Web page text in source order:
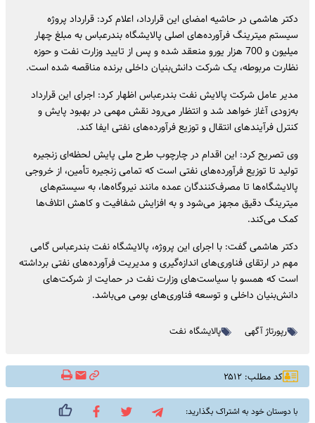
دکتر هاشمی در حاشیه امضای این قرارداد، اعلام کرد: قرارداد پروژه
سیستم میترینگ فرآورده‌های اصلی پالایشگاه بندرعباس به مبلغ چهار
میلیون و 700 هزار یورو منعقد شده و پس از تایید وزارت نفت و حوزه
نظارت مربوطه، یک شرکت دانش‌بنیان داخلی برنده مناقصه شده است.
مدیر عامل شرکت پالایش نفت بندرعباس اظهار کرد: اجرای این قرارداد
به‌زودی آغاز خواهد شد و انتظار می‌رود نقش مهمی در بهبود پایش و
کنترل فرآیندهای انتقال و توزیع فرآورده‌های نفتی ایفا کند.
وی تصریح کرد: این اقدام در چارچوب طرح ملی پایش لحظه‌ای زنجیره
تولید تا توزیع فرآورده‌های نفتی است که تمامی زنجیره تأمین، از خروجی
پالایشگاه‌ها تا مصرف‌کنندگان عمده مانند نیروگاه‌ها، به سیستم‌های
میترینگ دقیق مجهز می‌شود و به افزایش شفافیت و کاهش اتلاف‌ها
کمک می‌کند.
دکتر هاشمی گفت: با اجرای این پروژه، پالایشگاه نفت بندرعباس گامی
مهم در ارتقای فناوری‌های اندازه‌گیری و مدیریت فرآورده‌های نفتی برداشته
است که همسو با سیاست‌های وزارت نفت در حمایت از شرکت‌های
دانش‌بنیان داخلی و توسعه فناوری‌های بومی می‌باشد.
رپورتاژ آگهی پالایشگاه نفت
کد مطلب: ۲۵۱۲
با دوستان خود به اشتراک بگذارید: